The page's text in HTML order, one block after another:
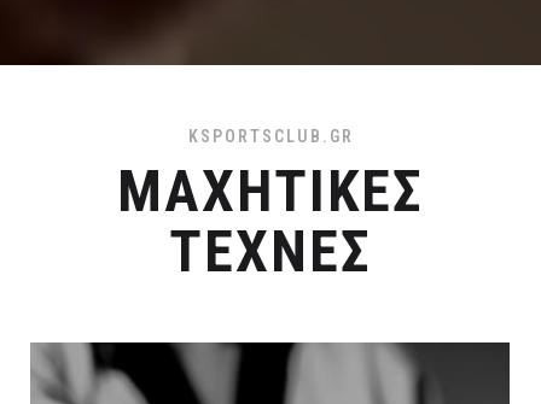
KSPORTSCLUB.GR
ΜΑΧΗΤΙΚΕΣ
ΤΕΧΝΕΣ